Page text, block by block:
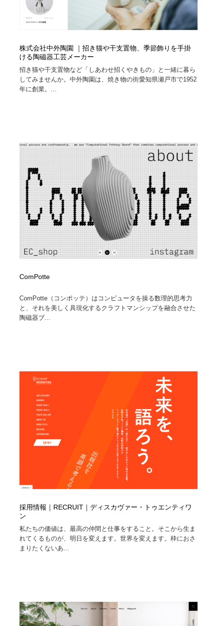
株式会社中外陶園 ｜招き猫や干支置物、季節飾りを手掛
ける陶磁器工芸メーカー
招き猫や干支置物など「しあわせ招くやきもの」と一緒に暮ら
してみませんか。中外陶園は、焼き物の街愛知県瀬戸市で1952
年に創業。...
ComPotte
ComPotte（コンポッテ）はコンピュータを操る数理的思考力
と、それを美しく具現化するクラフトマンシップを融合させた
陶磁器ブ...
採用情報｜RECRUIT｜ディスカヴァー・トゥエンティワ
ン
私たちの価値は、最高の仲間と仕事をすること。そこから生ま
れてくるものが、明日を変えます。世界を変えます。枠におさ
まりたくないあ...